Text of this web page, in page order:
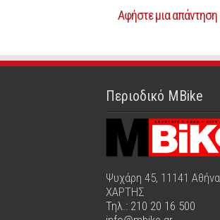
Αφήστε μια απάντηση
Περιοδικό MBike
Ψυχάρη 45, 11141 Αθήνα
ΧΑΡΤΗΣ
Τηλ.: 210 20 16 500